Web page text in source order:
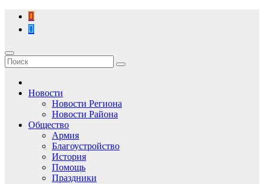
Перейти
содержимому
Новости
Новости Региона
Новости Района
Общество
Армия
Благоустройство
История
Помощь
Праздники